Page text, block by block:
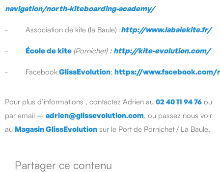
navigation/north-kiteboarding-academy/
- Association de kite (la Baule) :http://www.labaiekite.fr/
- École de kite (Pornichet): http://kite-evolution.com/
- FacebookGlissEvolution: https://www.facebook.com/
Pour plus d’informations , contactez Adrien au 02 40 11 94 76 ou
par email – adrien@glissevolution.com, ou passez nous voir
au Magasin GlissEvolution sur le Port de Pornichet / La Baule.
Partager ce contenu